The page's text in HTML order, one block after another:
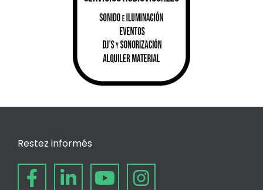
Restez informés